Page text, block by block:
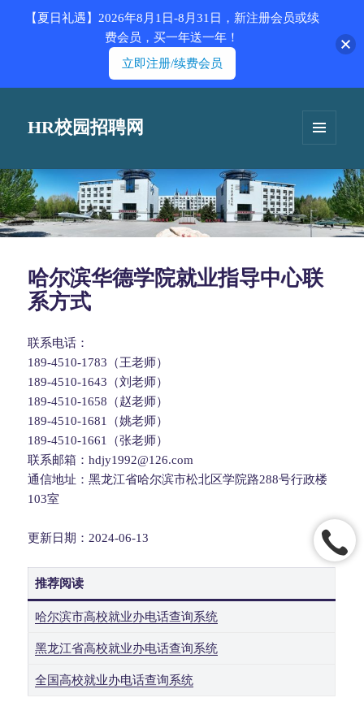
HR校园招聘网
哈尔滨华德学院就业指导中心联
系方式
联系电话：
189-4510-1783（王老师）
189-4510-1643（刘老师）
189-4510-1658（赵老师）
189-4510-1681（姚老师）
189-4510-1661（张老师）
联系邮箱：hdjy1992@126.com
通信地址：黑龙江省哈尔滨市松北区学院路288号行政楼
103室
更新日期：2024-06-13
推荐阅读
哈尔滨市高校就业办电话查询系统
黑龙江省高校就业办电话查询系统
全国高校就业办电话查询系统
【夏日礼遇】2026年8月1日-8月31日，新注册会员或续
费会员，买一年送一年！
立即注册/续费会员